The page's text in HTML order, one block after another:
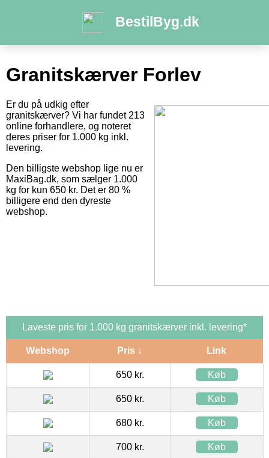
BestilByg.dk
Granitskærver Forlev
Er du på udkig efter
granitskærver? Vi har fundet 213
online forhandlere, og noteret
deres priser for 1.000 kg inkl.
levering.
Den billigste webshop lige nu er
MaxiBag.dk, som sælger 1.000
kg for kun 650 kr. Det er 80 %
billigere end den dyreste
webshop.
Laveste pris for 1.000 kg granitskærver inkl. levering*
Webshop Pris ↓ Link
650 kr. Køb
650 kr. Køb
680 kr. Køb
700 kr. Køb